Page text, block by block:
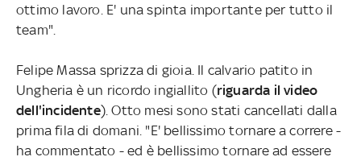
ottimo lavoro. E' una spinta importante per tutto il
team".
Felipe Massa sprizza di gioia. Il calvario patito in
Ungheria è un ricordo ingiallito (riguarda il video
dell'incidente). Otto mesi sono stati cancellati dalla
prima fila di domani. "E' bellissimo tornare a correre -
ha commentato - ed è bellissimo tornare ad essere